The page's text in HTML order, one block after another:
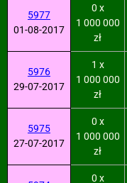
5977
01-08-2017
0 x
1 000 000
zł
5976
29-07-2017
1 x
1 000 000
zł
5975
27-07-2017
0 x
1 000 000
zł
0 x